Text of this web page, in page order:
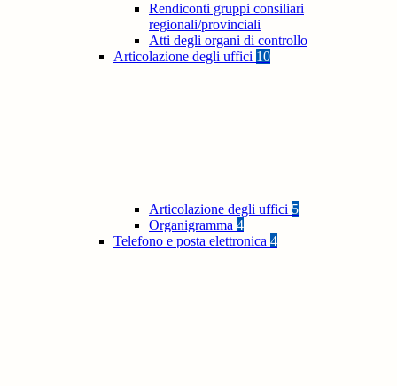
Rendiconti gruppi consiliari
regionali/provinciali
Atti degli organi di controllo
Articolazione degli uffici 10
Articolazione degli uffici 5
Organigramma 4
Telefono e posta elettronica 4